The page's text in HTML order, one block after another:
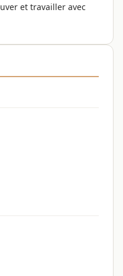
et travailler avec